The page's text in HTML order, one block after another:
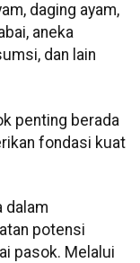
daging ayam,
aneka
dan lain
penting berada
fondasi kuat
dalam
potensi
pasok. Melalui